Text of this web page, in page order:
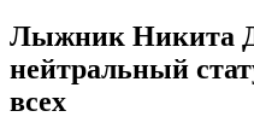
Лыжник Никита
нейтральный
всех